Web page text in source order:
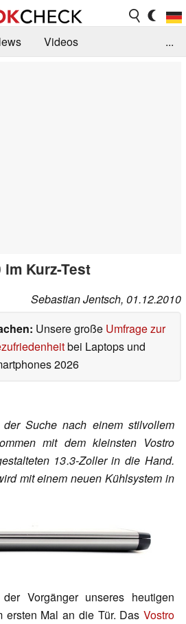
Videos
...
Kurz-Test
Sebastian Jentsch, 01.12.2010
Unsere große Umfrage zur
bei Laptops und
2026
Suche nach einem stilvollem
mit dem kleinsten Vostro
13.3-Zoller in die Hand.
mit einem neuen Kühlsystem in
Vorgänger unseres heutigen
ersten Mal an die Tür. Das Vostro